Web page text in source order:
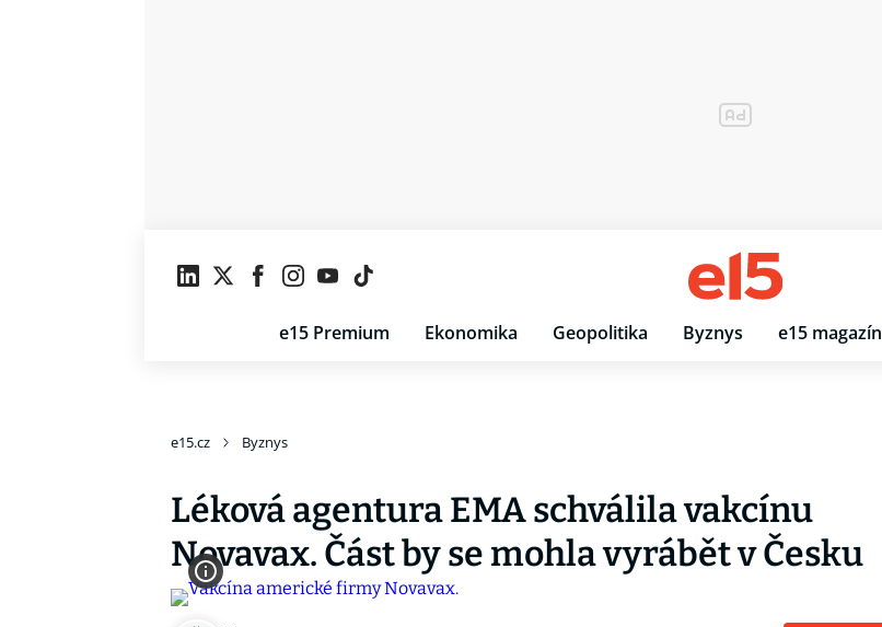
e15 Premium Ekonomika Geopolitika Byznys e15 magazín
e15.cz Byznys
Léková agentura EMA schválila vakcínu
Novavax. Část by se mohla vyrábět v Česku